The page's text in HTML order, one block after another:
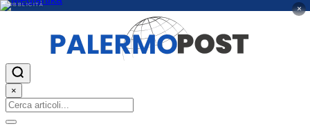
PUBBLICITÀ ×
×